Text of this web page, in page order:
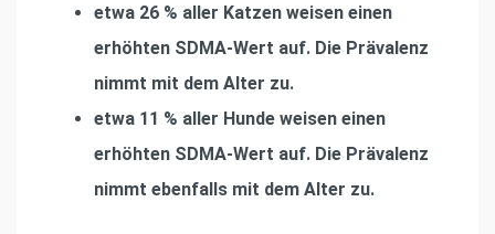
etwa 26 % aller Katzen weisen einen
erhöhten SDMA-Wert auf. Die Prävalenz
nimmt mit dem Alter zu.
etwa 11 % aller Hunde weisen einen
erhöhten SDMA-Wert auf. Die Prävalenz
nimmt ebenfalls mit dem Alter zu.